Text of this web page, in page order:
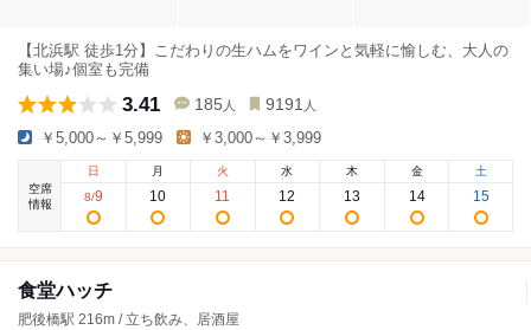
【北浜駅 徒歩1分】こだわりの生ハムをワインと気軽に愉しむ、大人の
集い場♪個室も完備
3.41 185 人 9191 人
￥5,000～￥5,999 ￥3,000～￥3,999
空席
情報
日
8/9
月
10
火
11
水
12
木
13
金
14
土
15
食堂ハッチ
肥後橋駅 216m / 立ち飲み、居酒屋